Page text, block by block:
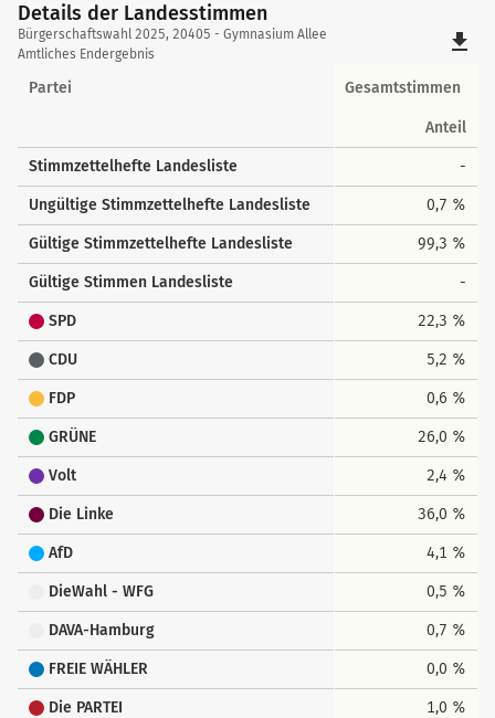
Details der Landesstimmen
Details
der
Landesstimmen
Bürgerschaftswahl 2025, 20405 - Gymnasium Allee
Amtliches Endergebnis
file_download
Partei Gesamtstimmen
Anteil
Stimmzettelhefte Landesliste -
Ungültige Stimmzettelhefte Landesliste 0,7 %
Gültige Stimmzettelhefte Landesliste 99,3 %
Gültige Stimmen Landesliste -
SPD 22,3 %
CDU 5,2 %
FDP 0,6 %
GRÜNE 26,0 %
Volt 2,4 %
Die Linke 36,0 %
AfD 4,1 %
DieWahl - WFG 0,5 %
DAVA-Hamburg 0,7 %
FREIE WÄHLER 0,0 %
Die PARTEI 1,0 %